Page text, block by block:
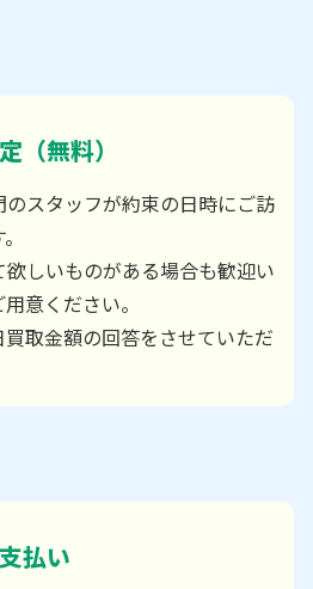
（無料）
スタッフが約束の日時にご訪
しいものがある場合も歓迎い
意ください。
取金額の回答をさせていただ
払い